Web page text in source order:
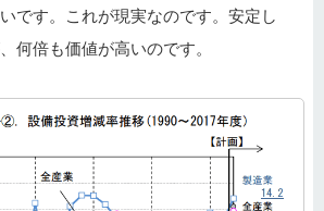
です。これが現実なのです。安定し
何倍も価値が高いのです。